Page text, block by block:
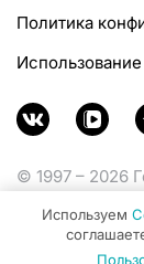
Политика
© 1997 – 2026
Министерства
Используем